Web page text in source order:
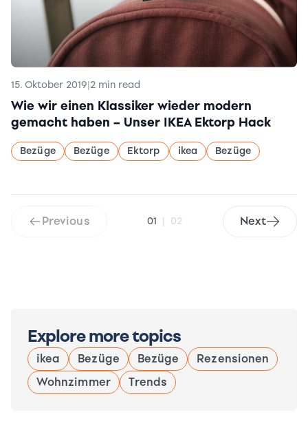
15. Oktober 2019|2 min read
Wie wir einen Klassiker wieder modern
gemacht haben – Unser IKEA Ektorp Hack
Bezüge Bezüge Ektorp ikea Bezüge
Previous 01 | 02 Next
Explore more topics
ikea Bezüge Bezüge
Rezensionen
Wohnzimmer
Trends